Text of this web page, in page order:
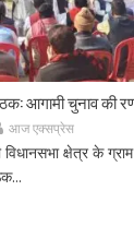
आगामी चुनाव की
आज एक्सप्रेस
विधानसभा क्षेत्र के